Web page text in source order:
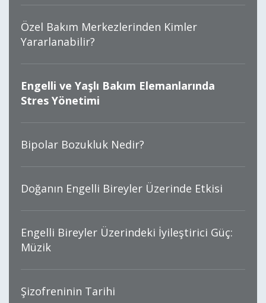
Özel Bakım Merkezlerinden Kimler
Yararlanabilir?
Engelli ve Yaşlı Bakım Elemanlarında
Stres Yönetimi
Bipolar Bozukluk Nedir?
Doğanın Engelli Bireyler Üzerinde Etkisi
Engelli Bireyler Üzerindeki İyileştirici Güç:
Müzik
Şizofreninin Tarihi